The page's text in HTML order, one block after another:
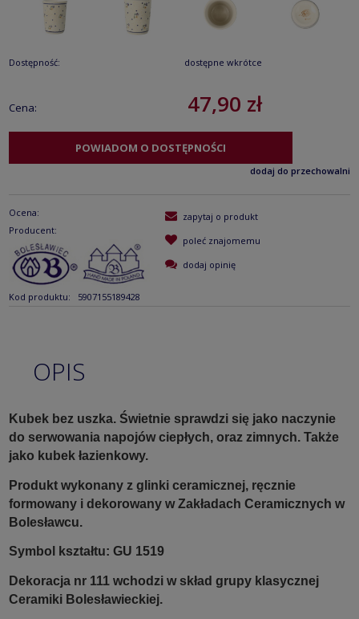
Dostępność: dostępne wkrótce
Cena: 47,90 zł
POWIADOM O DOSTĘPNOŚCI
dodaj do przechowalni
Ocena:
Producent:
Kod produktu: 5907155189428
zapytaj o produkt
poleć znajomemu
dodaj opinię
OPIS
Kubek bez uszka. Świetnie sprawdzi się jako naczynie
do serwowania napojów ciepłych, oraz zimnych. Także
jako kubek łazienkowy.
Produkt wykonany z glinki ceramicznej, ręcznie
formowany i dekorowany w Zakładach Ceramicznych w
Bolesławcu.
Symbol kształtu: GU 1519
Dekoracja nr 111 wchodzi w skład grupy klasycznej
Ceramiki Bolesławieckiej.